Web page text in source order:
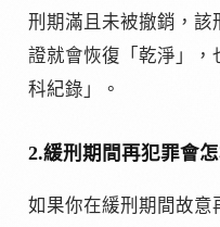
刑期滿且未被撤銷，該
證就會恢復「乾淨」，
科紀錄」。
2.緩刑期間再犯罪會怎
如果你在緩刑期間故意